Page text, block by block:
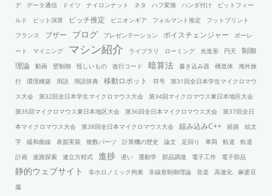
デ
データ通信 ドイツ ナイロンナット ネタ ハフ変換 ハンダ付け
ビットフィー
ルド
ビット演算 ピッチ推定 ピニオンギア フォルマント推定
フットプリント
フランス
ブザー ブログ プレゼンテーション ボイスチェンジャー
ボーレ
ート
マイニング マシン紹介 ライブラリ ローミング 光造形 円天
制御
理論
動画 壁制御 怪しいもの 改行コード 暗算法 書き込み器 構造体
海外旅
行
環境構築 用語 用語辞典 移動ロボット 符号
第31回全日本学生マイクロマウ
ス大会
第32回全日本学生マイクロマウス大会
第34回マイクロマウス東日本地区大会
第35回マイクロマウス東日本地区大会
第36回全日本マイクロマウス大会
第37回全日
本マイクロマウス大会
第38回全日本マイクロマウス大会 組み込みC++ 経路
絵文
字
緩和曲線 表面実装 複数パーツ 計算機の歴史 論文 足回り 車両 軌道
軌道
計画
迷路探索 連立方程式 進捗 遅い 運動学 部品調達 電子工作 電子部品
静的ウェブサイト 非ホロノミック拘束 非線形制御理論 音楽 高速化
麻婆豆
腐